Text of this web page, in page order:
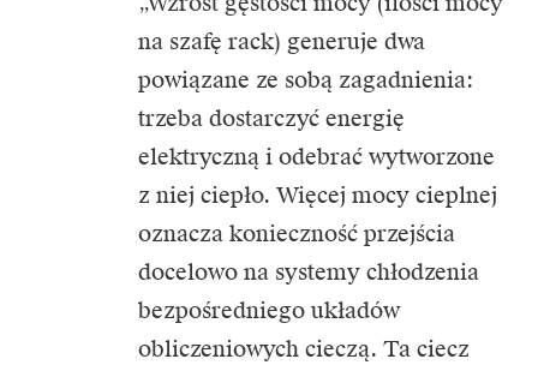
na szafę rack) generuje dwa
powiązane ze sobą zagadnienia:
trzeba dostarczyć energię
elektryczną i odebrać wytworzone
z niej ciepło. Więcej mocy cieplnej
oznacza konieczność przejścia
docelowo na systemy chłodzenia
bezpośredniego układów
obliczeniowych cieczą. Ta ciecz